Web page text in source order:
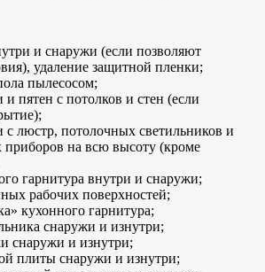
и снаружи (если позволяют
удаление защитной пленки;
пылесосом;
пятен с потолков и стен (если
с люстр, потолочных светильников и
приборов на всю высоту (кроме
гарнитура внутри и снаружи;
рабочих поверхностей;
кухонного гарнитура;
снаружи и изнутри;
снаружи и изнутри;
плиты снаружи и изнутри;